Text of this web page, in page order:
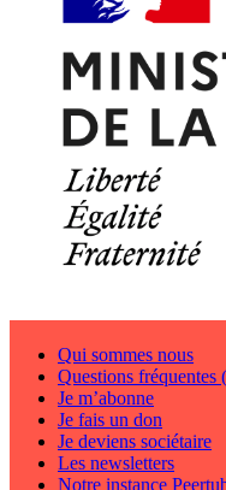
Qui sommes nous
Questions fréquentes
Je m’abonne
Je fais un don
Je deviens sociétaire
Les newsletters
Notre instance